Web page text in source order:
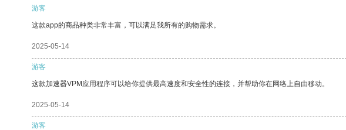
游客
这款app的商品种类非常丰富，可以满足我所有的购物需求。
2025-05-14
游客
这款加速器VPM应用程序可以给你提供最高速度和安全性的连接，并帮助你在网络上自由移动。
2025-05-14
游客